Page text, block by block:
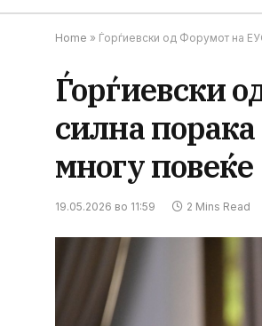
Home » Ѓорѓиевски од Форумот на
Ѓорѓиевски
силна
многу повеќе
19.05.2026 во 11:59 2 Mins Read